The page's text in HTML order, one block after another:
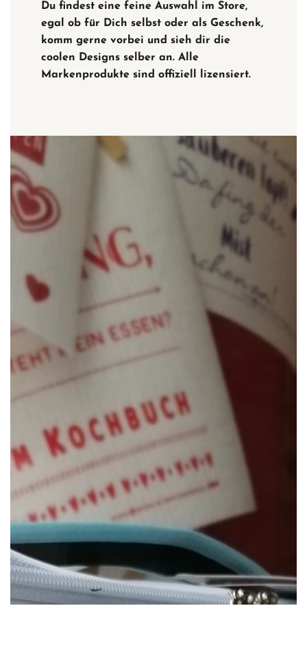
Du findest eine feine Auswahl im Store,
egal ob für Dich selbst oder als Geschenk,
komm gerne vorbei und sieh dir die
coolen Designs selber an. Alle
Markenprodukte sind offiziell lizensiert.